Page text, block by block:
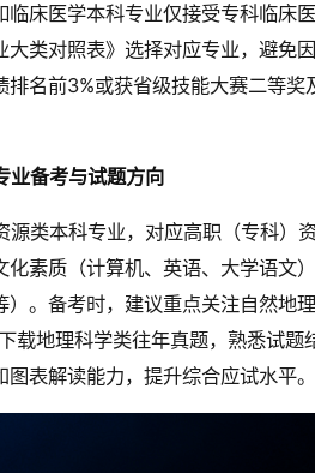
临床医学本科专业仅接受专科临床
大类对照表》选择对应专业，避
排名前3%或获省级技能大赛二等
业备考与试题方向
源类本科专业，对应高职（专科）
化素质（计算机、英语、大学语文
）。备考时，建议重点关注自然地
载地理科学类往年真题，熟悉试
表解读能力，提升综合应试水平。